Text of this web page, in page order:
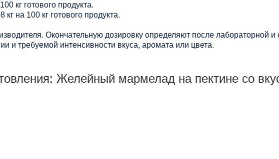
кг готового продукта.
на 100 кг готового продукта.
Окончательную дозировку определяют после лабораторной и
и требуемой интенсивности вкуса, аромата или цвета.
Желейный мармелад на пектине со